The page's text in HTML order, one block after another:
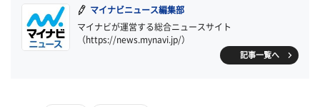
マイナビニュース編集部
マイナビが運営する総合ニュースサイト
（https://news.mynavi.jp/）
記事一覧へ